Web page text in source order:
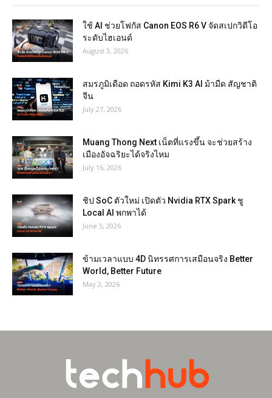
ใช้ AI ช่วยโฟกัส Canon EOS R6 V จัดสเปกวิดีโอ
ระดับไฮเอนด์
August 3, 2026
สมรภูมิเดือด ถอดรหัส Kimi K3 AI ม้ามืด สัญชาติ
จีน
July 27, 2026
Muang Thong Next เน็ตที่แรงขึ้น จะช่วยสร้าง
เมืองอัจฉริยะได้จริงไหม
July 16, 2026
ชิป SoC ตัวใหม่ เปิดตัว Nvidia RTX Spark ชู
Local AI พกพาได้
June 5, 2026
ข้ามเวลาแบบ 4D นิทรรศการเสมือนจริง Better
World, Better Future
May 2, 2026